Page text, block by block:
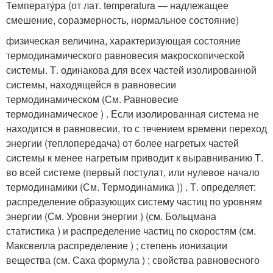
Температу́ра (от лат. temperatura — надлежащее
смешение, соразмерность, нормальное состояние)
физическая величина, характеризующая состояние
термодинамического равновесия макроскопической
системы. Т. одинакова для всех частей изолированной
системы, находящейся в равновесии
термодинамическом (См. Равновесие
термодинамическое ) . Если изолированная система не
находится в равновесии, то с течением времени переход
энергии (теплопередача) от более нагретых частей
системы к менее нагретым приводит к выравниванию Т.
во всей системе (первый постулат, или нулевое начало
термодинамики (См. Термодинамика )) . Т. определяет:
распределение образующих систему частиц по уровням
энергии (См. Уровни энергии ) (см. Больцмана
статистика ) и распределение частиц по скоростям (см.
Максвелла распределение ) ; степень ионизации
вещества (см. Саха формула ) ; свойства равновесного